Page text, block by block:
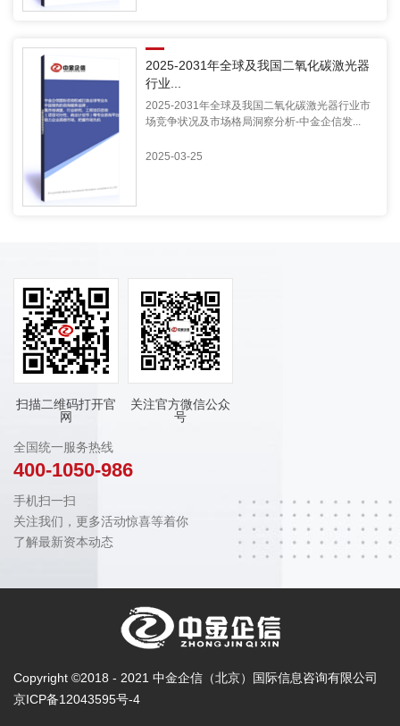
2025-2031年全球及我国二氧化碳激光器
行业...
2025-2031年全球及我国二氧化碳激光器行业市
场竞争状况及市场格局洞察分析-中金企信发...
2025-03-25
扫描二维码打开官
网
关注官方微信公众
号
全国统一服务热线
400-1050-986
手机扫一扫
关注我们，更多活动惊喜等着你
了解最新资本动态
Copyright ©2018 - 2021 中金企信（北京）国际信息咨询有限公司
京ICP备12043595号-4